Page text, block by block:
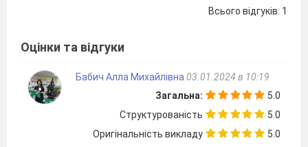
Всього відгуків: 1
Оцінки та відгуки
Бабич Алла Михайлівна 03.01.2024 в 10:19
Загальна:
5.0
Структурованість
5.0
Оригінальність викладу
5.0